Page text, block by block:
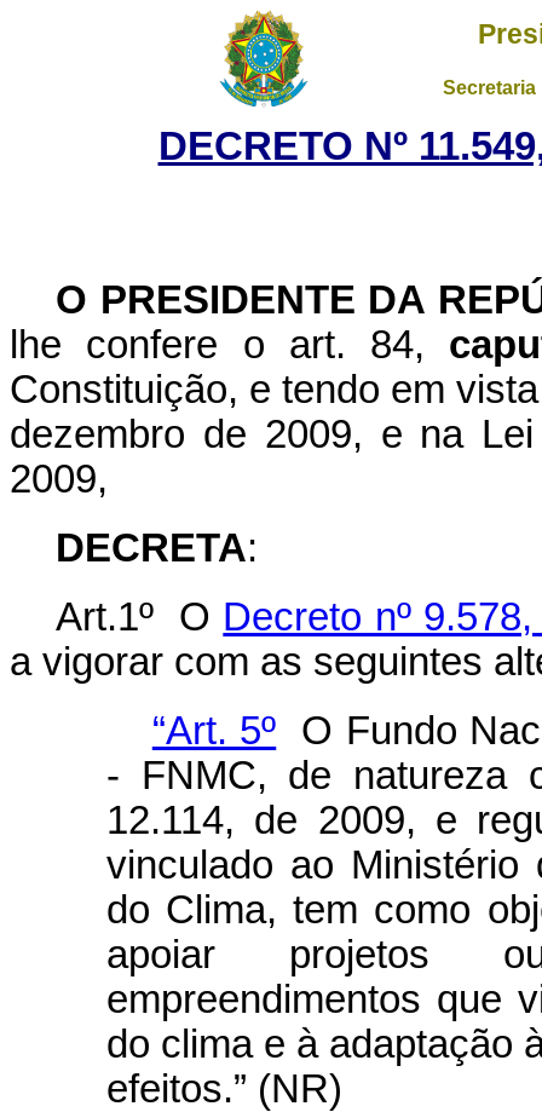
DECRETO Nº
O PRESIDENTE DA
lhe confere o art. 84,
Constituição, e tendo em
dezembro de 2009, e na
2009,
DECRETA:
Art.1º O Decreto nº
a vigorar com as seguintes
“Art. 5º O Fundo
- FNMC, de natureza
12.114, de 2009, e
vinculado ao Ministério
do Clima, tem como
apoiar projetos
empreendimentos que
do clima e à adaptação
efeitos.” (NR)